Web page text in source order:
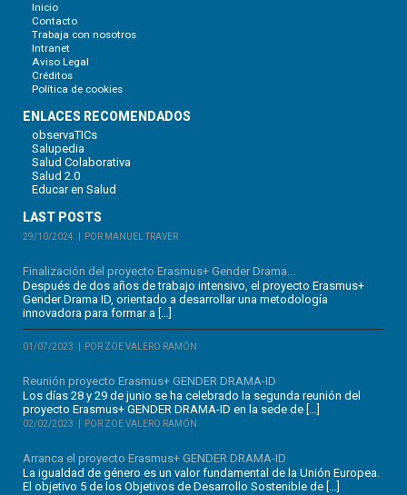
Inicio
Contacto
Trabaja con nosotros
Intranet
Aviso Legal
Créditos
Política de cookies
ENLACES RECOMENDADOS
observaTICs
Salupedia
Salud Colaborativa
Salud 2.0
Educar en Salud
LAST POSTS
29/10/2024 POR MANUEL TRAVER
Finalización del proyecto Erasmus+ Gender Drama...
Después de dos años de trabajo intensivo, el proyecto Erasmus+
Gender Drama ID, orientado a desarrollar una metodología
innovadora para formar a […]
01/07/2023 POR ZOE VALERO RAMÓN
Reunión proyecto Erasmus+ GENDER DRAMA-ID
Los días 28 y 29 de junio se ha celebrado la segunda reunión del
proyecto Erasmus+ GENDER DRAMA-ID en la sede de […]
02/02/2023 POR ZOE VALERO RAMÓN
Arranca el proyecto Erasmus+ GENDER DRAMA-ID
La igualdad de género es un valor fundamental de la Unión Europea.
El objetivo 5 de los Objetivos de Desarrollo Sostenible de […]